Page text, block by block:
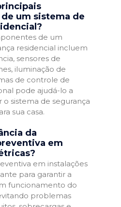
um sistema de
de um
residencial incluem
sensores de
iluminação de
de controle de
pode ajudá-lo a
o sistema de segurança
sua casa.
da
em
em instalações
para garantir a
funcionamento do
problemas